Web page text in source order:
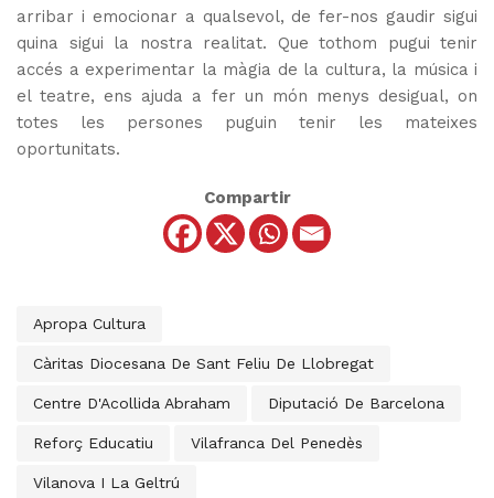
arribar i emocionar a qualsevol, de fer-nos gaudir sigui
quina sigui la nostra realitat. Que tothom pugui tenir
accés a experimentar la màgia de la cultura, la música i
el teatre, ens ajuda a fer un món menys desigual, on
totes les persones puguin tenir les mateixes
oportunitats.
Compartir
Apropa Cultura
Càritas Diocesana De Sant Feliu De Llobregat
Centre D'Acollida Abraham Diputació De Barcelona
Reforç Educatiu Vilafranca Del Penedès
Vilanova I La Geltrú